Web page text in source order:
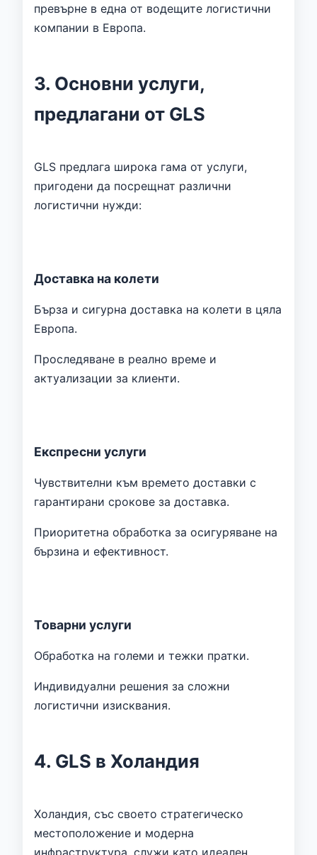
превърне в една от водещите логистични
компании в Европа.
3. Основни услуги,
предлагани от GLS
GLS предлага широка гама от услуги,
пригодени да посрещнат различни
логистични нужди:
Доставка на колети
Бърза и сигурна доставка на колети в цяла
Европа.
Проследяване в реално време и
актуализации за клиенти.
Експресни услуги
Чувствителни към времето доставки с
гарантирани срокове за доставка.
Приоритетна обработка за осигуряване на
бързина и ефективност.
Товарни услуги
Обработка на големи и тежки пратки.
Индивидуални решения за сложни
логистични изисквания.
4. GLS в Холандия
Холандия, със своето стратегическо
местоположение и модерна
инфраструктура, служи като идеален